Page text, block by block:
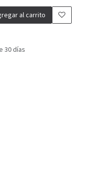
al carrito
30 días